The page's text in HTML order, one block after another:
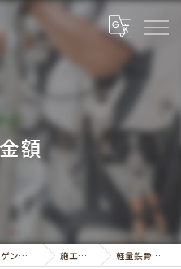
額
名古屋で解体工事・株式会社チューゲン総合建築 施工金額 軽量鉄骨住宅